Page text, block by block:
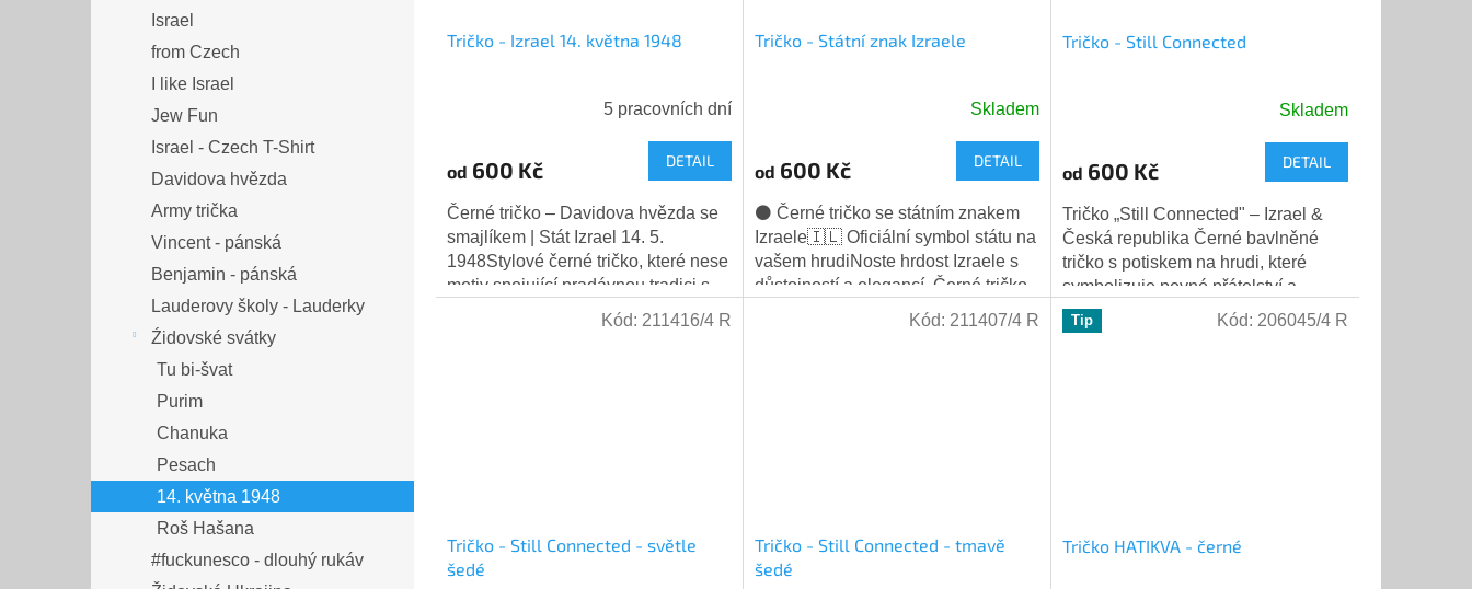
Israel
from Czech
I like Israel
Jew Fun
Israel - Czech T-Shirt
Davidova hvězda
Army trička
Vincent - pánská
Benjamin - pánská
Lauderovy školy - Lauderky
Źidovské svátky
Tu bi-švat
Purim
Chanuka
Pesach
14. května 1948
Roš Hašana
#fuckunesco - dlouhý rukáv
Tričko - Izrael 14. května 1948
5 pracovních dní
od 600 Kč DETAIL
Černé tričko – Davidova hvězda se
smajlíkem | Stát Izrael 14. 5.
1948Stylové černé tričko, které nese
motiv spojující pradávnou tradici s
moderní hravostí. Na levé straně
Tričko - Státní znak Izraele
Skladem
od 600 Kč DETAIL
⚫ Černé tričko se státním znakem
Izraele🇮🇱 Oficiální symbol státu na
vašem hrudiNoste hrdost Izraele s
důstojností a elegancí. Černé tričko
zdobené oficiálním státním
Tričko - Still Connected
produktu
je
5,0
z
5
hvězdiček.
Skladem
od 600 Kč DETAIL
Tričko „Still Connected" – Izrael &
Česká republika Černé bavlněné
tričko s potiskem na hrudi, které
symbolizuje pevné přátelství a
spojení mezi Izraelem a Českou...
Tričko - Still Connected - světle
šedé
Kód: 211416/4 R
Tričko - Still Connected - tmavě
šedé
Kód: 211407/4 R Tip
Tričko HATIKVA - černé
Kód: 206045/4 R